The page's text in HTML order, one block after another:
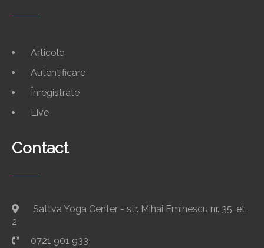
Articole
Autentificare
Înregistrate
Live
Contact
Sattva Yoga Center - str. Mihai Eminescu nr. 35, et.
2
0721 901 933